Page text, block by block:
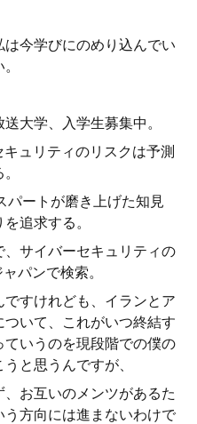
今学びにのめり込んでい
大学、入学生募集中。
ュリティのリスクは予測
パートが磨き上げた知見
追求する。
サイバーセキュリティの
パンで検索。
すけれども、イランとア
いて、これがいつ終結す
いうのを現段階での僕の
と思うんですが、
お互いのメンツがあるた
方向には進まないわけで